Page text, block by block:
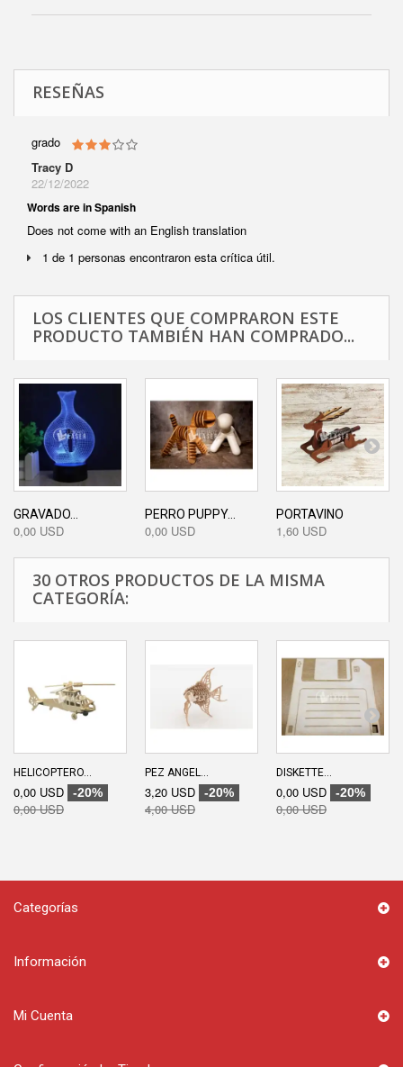
RESEÑAS
grado
Tracy D
22/12/2022
Words are in Spanish
Does not come with an English translation
1 de 1 personas encontraron esta crítica útil.
LOS CLIENTES QUE COMPRARON ESTE
PRODUCTO TAMBIÉN HAN COMPRADO...
GRAVADO...
0,00 USD
PERRO PUPPY...
0,00 USD
PORTAVINO
1,60 USD
30 OTROS PRODUCTOS DE LA MISMA
CATEGORÍA:
HELICOPTERO...
0,00 USD -20%
0,00 USD
PEZ ANGEL...
3,20 USD -20%
4,00 USD
DISKETTE...
0,00 USD -20%
0,00 USD
Categorías
Información
Mi Cuenta